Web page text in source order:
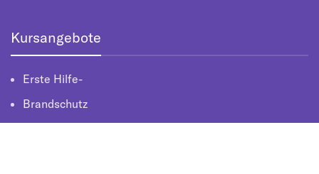
Kursangebote
Erste Hilfe-
Brandschutz